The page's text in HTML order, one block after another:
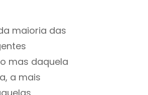
maioria das
mas daquela
a mais